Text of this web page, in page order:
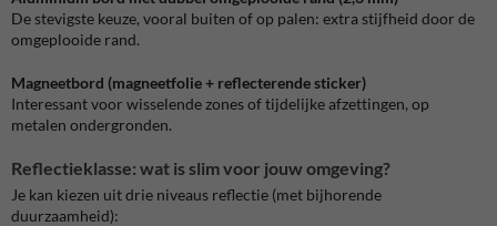
De stevigste keuze, vooral buiten of op palen: extra stijfheid door de
omgeplooide rand.
Magneetbord (magneetfolie + reflecterende sticker)
Interessant voor wisselende zones of tijdelijke afzettingen, op
metalen ondergronden.
Reflectieklasse: wat is slim voor jouw omgeving?
Je kan kiezen uit drie niveaus reflectie (met bijhorende
duurzaamheid):